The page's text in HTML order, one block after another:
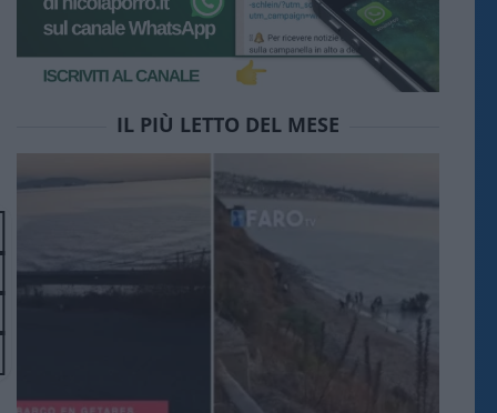
IL PIÙ LETTO DEL MESE